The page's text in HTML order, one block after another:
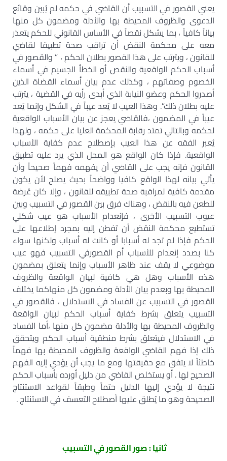
يعني القصور في التسبيب أن القاضي في حكمه لم يُبين وقائع
الدعوى والظروف المحيطة بها والأدلة ومضمون كل منها
بياناً كافياً ، بما يشكل نقصاً في الأساس القانوني للحكم يتعذر
معه على محكمة النقض أن تراقب صحة تطبيقا لقاضي
للقانون ، ويترتب على هذا القصور بطلان الحكم ، ” والقصور في
أسباب الحكم الواقعية والنقص أو الخطأ الجسيم في أسماء
الخصوم وصفاتهم ، وكذلك عدم بيان أسماء القضاة الذين
أصدروا الحكم وعضو النيابة الذي أبدى رأيه في القضية ، يترتب
عليه بطلان ذلك”. وهذا العيب لا يُعد عيباً في الشكل وإنما يُعد
عيباً في المضمون ،فالقاضي يعجز عن بيان الأسباب الواقعية
لحكمه وبالتالي تمتد رقابة المحكمة العليا على حكمه ، ولهذا
يُعبر الفقه عن هذا العيب بإصطلاح عدم كفاية الأسباب
الواقعية. فإذا كان الواقع هو المحل الذي يرد عليه تطبيق
القانون فإنه يجب على القاضي أن يفهمه فهماً صحيحاً وأن
يأتي بيانه لهذا الواقع كافيا وواضحاً بحيث يصلح لأن يكون
مقدمة كافية لمراقبة صحة تطبيقه للقانون ، وإلا كان عُرضة
للطعن فيه بالنقض ، وهناك فرق بين القصور في التسبيب وبين
عيوب التسبيب الأخرى ، فإنعدام الأسباب هو عيب شكلي
تستطيع محكمة النقض أن تفطن إليه بمجرد إطلاعها على
الحكم فإذا لم تجد له أسبابا أو كانت له أسباب ولكنها سواء
كنا بصدد إنعدام للأسباب أم القصورفي التسبيب فهو عيب
موضوعي لا يقف عند ظاهر الأسباب وإنما يتعلق بمضمون
هذه الأسباب وهل هي كافية لبيان الواقعة والظروف
المحيطة بها وبعدم بيان الأدلة ومضمون كل منهاكما يختلف
القصور في التسبيب عن الفساد في الاستدلال ، فالقصور في
التسبيب يتعلق بشرط كفاية أسباب الحكم لبيان الواقعة
والظروف المحيطة بها والأدلة مضمون كل منها ،أما الفساد
في الاستدلال فيتعلق بشرط منطقية أسباب الحكم ويتحقق
ذلك إذا فهم القاضي الواقعة والظروف المحيطة بها فهماً
خاطئاً لا يتفق مع حقيقتها ومع ما يجب أن يؤدي إليه الفهم
الصحيح لها . أو يستخلص القاضي من دليل أورده بأسباب الحكم
نتيجة لا يؤدي إليها الدليل حتماً وطبقاً لقواعد الاستنتاج
الصحيحة وهو ما يُطلق عليها أصطلاح التعسف في الاستنتاج .
ثانيا : صور القصور في التسبيب